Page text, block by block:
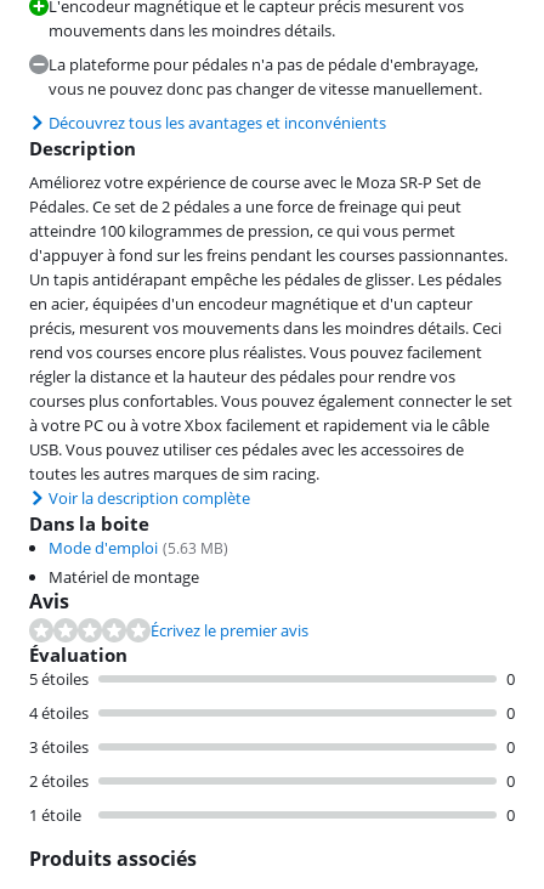
L'encodeur magnétique et le capteur précis mesurent vos
mouvements dans les moindres détails.
La plateforme pour pédales n'a pas de pédale d'embrayage,
vous ne pouvez donc pas changer de vitesse manuellement.
Découvrez tous les avantages et inconvénients
Description
Améliorez votre expérience de course avec le Moza SR-P Set de
Pédales. Ce set de 2 pédales a une force de freinage qui peut
atteindre 100 kilogrammes de pression, ce qui vous permet
d'appuyer à fond sur les freins pendant les courses passionnantes.
Un tapis antidérapant empêche les pédales de glisser. Les pédales
en acier, équipées d'un encodeur magnétique et d'un capteur
précis, mesurent vos mouvements dans les moindres détails. Ceci
rend vos courses encore plus réalistes. Vous pouvez facilement
régler la distance et la hauteur des pédales pour rendre vos
courses plus confortables. Vous pouvez également connecter le set
à votre PC ou à votre Xbox facilement et rapidement via le câble
USB. Vous pouvez utiliser ces pédales avec les accessoires de
toutes les autres marques de sim racing.
Voir la description complète
Dans la boite
Mode d'emploi (5.63 MB)
Matériel de montage
Avis
Écrivez le premier avis
Évaluation
5 étoiles
0
4 étoiles
0
3 étoiles
0
2 étoiles
0
1 étoile
0
Produits associés